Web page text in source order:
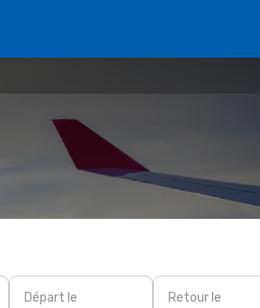
Départ le Retour le